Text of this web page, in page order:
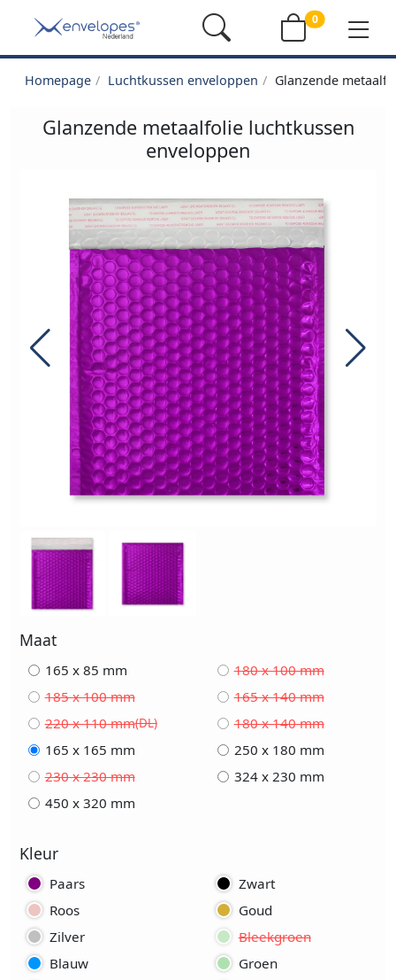
0
Homepage Luchtkussen enveloppen Glanzende
Glanzende metaalfolie luchtkussen
enveloppen
Maat
165 x 85 mm
180 x 100 mm
185 x 100 mm
165 x 140 mm
220 x 110 mm(DL)
180 x 140 mm
165 x 165 mm
250 x 180 mm
230 x 230 mm
324 x 230 mm
450 x 320 mm
Kleur
Paars
Zwart
Roos
Goud
Zilver
Bleekgroen
Blauw
Groen